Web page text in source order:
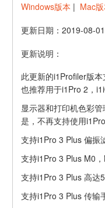
Windows版本 | Mac
更新日期：2019-08-01
更新说明：
此更新的i1Profiler版
也推荐用于i1Pro 2，
显示器和打印机色彩
是，不再支持使用
支持i1Pro 3 Plus 偏振
支持i1Pro 3 Plus M0
支持i1Pro 3 Plus 高达
支持i1Pro 3 Plus 传输